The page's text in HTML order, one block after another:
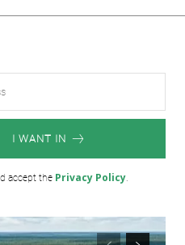
I WANT IN
accept the Privacy Policy